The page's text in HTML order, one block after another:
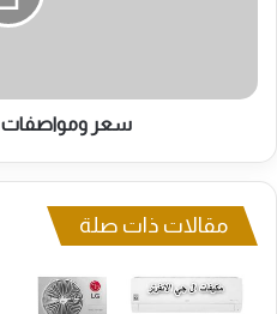
سعر ومواصفات iPhone 14 Pro
مقالات ذات صلة